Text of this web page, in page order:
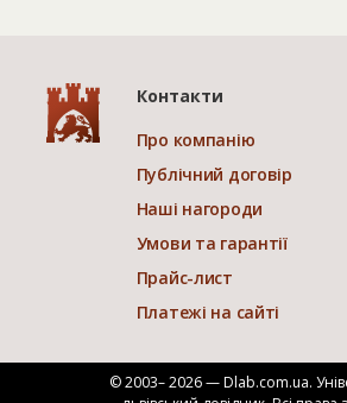
Контакти
Про компанію
Публічний договір
Наші нагороди
Умови та гарантії
Прайс-лист
Платежі на сайті
© 2003– 2026 — Dlab.com.ua.